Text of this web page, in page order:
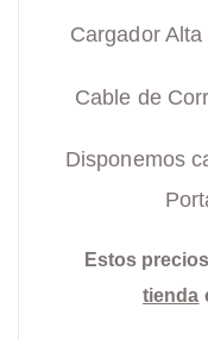
Cargador Alta
Cable de
Disponemos
Estos
tienda